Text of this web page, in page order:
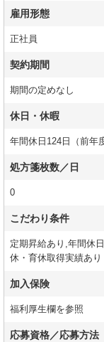
雇用形態
正社員
契約期間
期間の定めなし
休日・休暇
年間休日124日（前年
処方箋枚数／日
0
こだわり条件
定期昇給あり,年間休
休・育休取得実績あり
加入保険
福利厚生欄を参照
応募資格／応募方法